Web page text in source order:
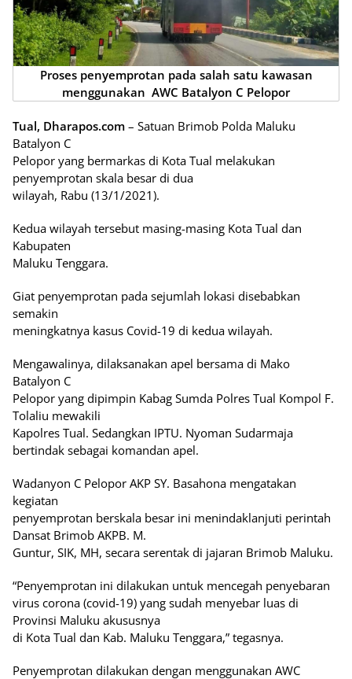
Proses penyemprotan pada salah satu kawasan
menggunakan AWC Batalyon C Pelopor
Tual, Dharapos.com – Satuan Brimob Polda Maluku
Batalyon C
Pelopor yang bermarkas di Kota Tual melakukan
penyemprotan skala besar di dua
wilayah, Rabu (13/1/2021).
Kedua wilayah tersebut masing-masing Kota Tual dan
Kabupaten
Maluku Tenggara.
Giat penyemprotan pada sejumlah lokasi disebabkan
semakin
meningkatnya kasus Covid-19 di kedua wilayah.
Mengawalinya, dilaksanakan apel bersama di Mako
Batalyon C
Pelopor yang dipimpin Kabag Sumda Polres Tual Kompol F.
Tolaliu mewakili
Kapolres Tual. Sedangkan IPTU. Nyoman Sudarmaja
bertindak sebagai komandan apel.
Wadanyon C Pelopor AKP SY. Basahona mengatakan
kegiatan
penyemprotan berskala besar ini menindaklanjuti perintah
Dansat Brimob AKPB. M.
Guntur, SIK, MH, secara serentak di jajaran Brimob Maluku.
“Penyemprotan ini dilakukan untuk mencegah penyebaran
virus corona (covid-19) yang sudah menyebar luas di
Provinsi Maluku akususnya
di Kota Tual dan Kab. Maluku Tenggara,” tegasnya.
Penyemprotan dilakukan dengan menggunakan AWC